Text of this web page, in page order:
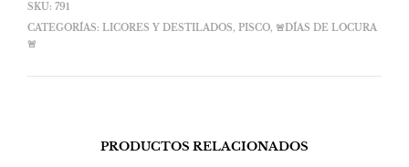
SKU: 791
CATEGORÍAS: LICORES Y DESTILADOS, PISCO, 🚨DÍAS DE LOCURA
🚨
PRODUCTOS RELACIONADOS